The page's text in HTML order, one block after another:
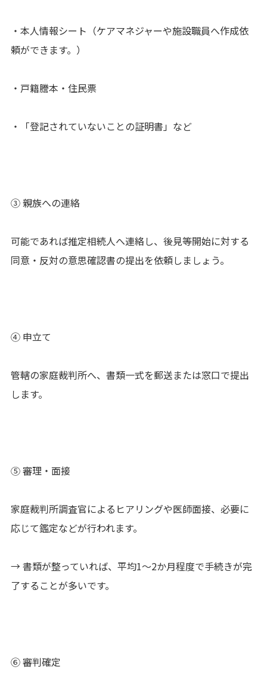
・本人情報シート（ケアマネジャーや施設職員へ作成依
頼ができます。）
・戸籍謄本・住民票
・「登記されていないことの証明書」など
③ 親族への連絡
可能であれば推定相続人へ連絡し、後見等開始に対する
同意・反対の意思確認書の提出を依頼しましょう。
④ 申立て
管轄の家庭裁判所へ、書類一式を郵送または窓口で提出
します。
⑤ 審理・面接
家庭裁判所調査官によるヒアリングや医師面接、必要に
応じて鑑定などが行われます。
→ 書類が整っていれば、平均1〜2か月程度で手続きが完
了することが多いです。
⑥ 審判確定